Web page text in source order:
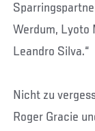
Werdum, Lyoto
Leandro Silva.“
Nicht zu
Roger Gracie